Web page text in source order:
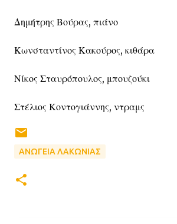
Δημήτρης Βούρας, πιάνο
Κωνσταντίνος Κακούρος, κιθάρα
Νίκος Σταυρόπουλος, μπουζούκι
Στέλιος Κοντογιάννης, ντραμς
ΑΝΩΓΕΙΑ ΛΑΚΩΝΙΑΣ